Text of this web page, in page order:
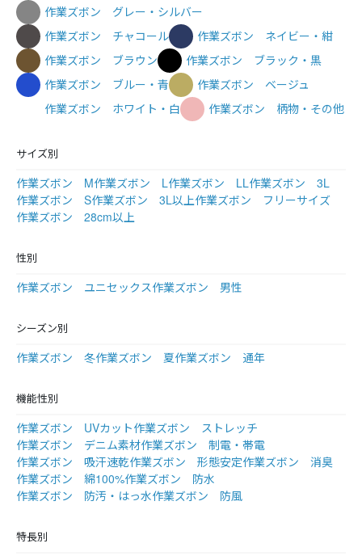
作業ズボン グレー・シルバー
作業ズボン チャコール
作業ズボン ネイビー・紺
作業ズボン ブラウン
作業ズボン ブラック・黒
作業ズボン ブルー・青
作業ズボン ベージュ
作業ズボン ホワイト・白
作業ズボン 柄物・その他
サイズ別
作業ズボン M作業ズボン L作業ズボン LL作業ズボン 3L
作業ズボン S作業ズボン 3L以上作業ズボン フリーサイズ
作業ズボン 28cm以上
性別
作業ズボン ユニセックス作業ズボン 男性
シーズン別
作業ズボン 冬作業ズボン 夏作業ズボン 通年
機能性別
作業ズボン UVカット作業ズボン ストレッチ
作業ズボン デニム素材作業ズボン 制電・帯電
作業ズボン 吸汗速乾作業ズボン 形態安定作業ズボン 消臭
作業ズボン 綿100%作業ズボン 防水
作業ズボン 防汚・はっ水作業ズボン 防風
特長別